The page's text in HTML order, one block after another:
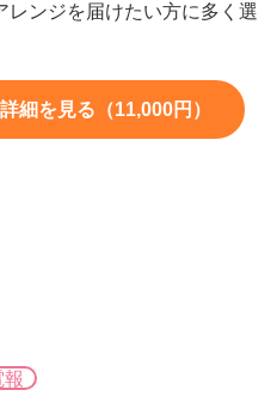
ンジを届けたい方に多く選
細を見る（11,000円）